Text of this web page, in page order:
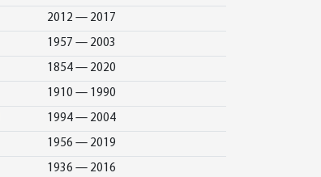
2012 — 2017
1957 — 2003
1854 — 2020
1910 — 1990
1994 — 2004
1956 — 2019
1936 — 2016